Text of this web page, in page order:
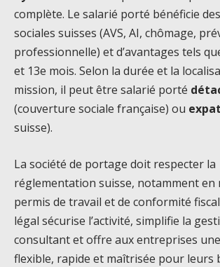
complète. Le salarié porté bénéficie
sociales suisses (AVS, AI, chômage,
professionnelle) et d’avantages tels
et 13e mois. Selon la durée et la
mission, il peut être salarié porté
(couverture sociale française) ou
suisse).
La société de portage doit respecter la
réglementation suisse, notamment en
permis de travail et de conformité
légal sécurise l’activité, simplifie la
consultant et offre aux entreprises
flexible, rapide et maîtrisée pour leurs